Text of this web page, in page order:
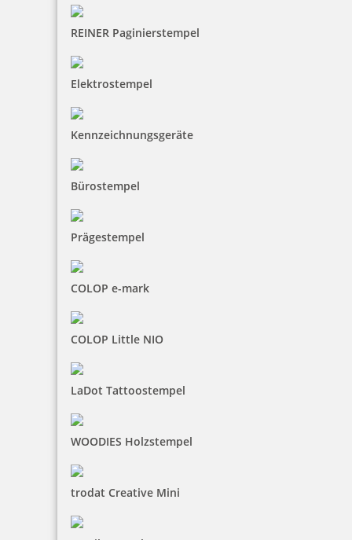
REINER Paginierstempel
Elektrostempel
Kennzeichnungsgeräte
Bürostempel
Prägestempel
COLOP e-mark
COLOP Little NIO
LaDot Tattoostempel
WOODIES Holzstempel
trodat Creative Mini